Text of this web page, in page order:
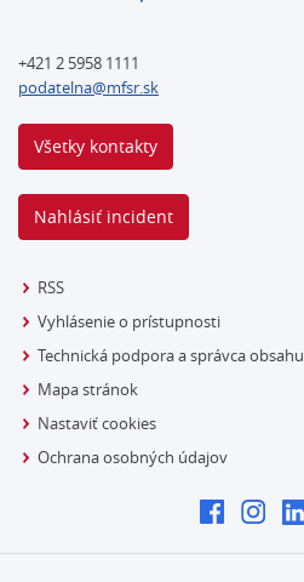
+421 2 5958 1111
podatelna@mfsr.sk
Všetky kontakty
Nahlásiť incident
RSS
Vyhlásenie o prístupnosti
Technická podpora a správca obsahu
Mapa stránok
Nastaviť cookies
Ochrana osobných údajov